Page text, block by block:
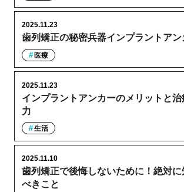
歯列矯正の秘密兵器インプラントアン
2025.11.23
医療
インプラントアンカーのメリットと治
力
2025.11.23
生活
歯列矯正で後悔しないために！絶対に
べきこと
2025.11.10